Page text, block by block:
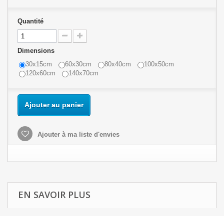
Quantité
Dimensions
30x15cm
60x30cm 80x40cm
100x50cm
120x60cm
140x70cm
Ajouter au panier
Ajouter à ma liste d'envies
EN SAVOIR PLUS